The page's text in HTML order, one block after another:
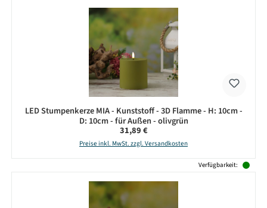
LED Stumpenkerze MIA - Kunststoff - 3D Flamme - H: 10cm -
D: 10cm - für Außen - olivgrün
Regulärer Preis:
31,89 €
Preise inkl. MwSt. zzgl. Versandkosten
Verfügbarkeit: